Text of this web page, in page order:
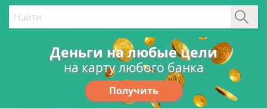
Деньги на любые цели
на карту любого банка
Получить